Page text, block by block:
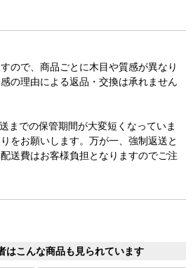
ので、商品ごとに木目や質感が異なり
の理由による返品・交換は承れません
までの保管期間が大変短くなっていま
をお願いします。万が一、強制返送と
送費はお客様負担となりますのでご注
はこんな商品も見られています